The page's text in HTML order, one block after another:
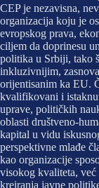
CEP je nezavisna,
organizacija koju je
evropskog prava,
ciljem da doprinesu
politika u Srbiji, tako
inkluzivnijim,
orijentisanim ka EU.
kvalifikovani i
uprave, političkih
oblasti društveno-
kapital u vidu
perspektivne mlađe
kao organizacije
visokog kvaliteta, već
kreiranja javne